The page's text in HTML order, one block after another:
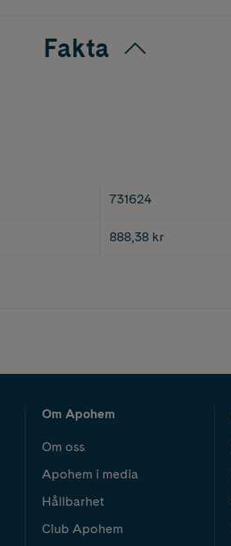
Fakta
731624
888,38 kr
Om Apohem
Om oss
Apohem i media
Hållbarhet
Club Apohem